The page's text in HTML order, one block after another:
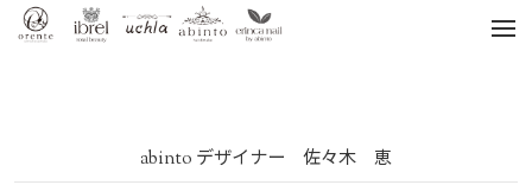
abinto デザイナー 佐々木 恵